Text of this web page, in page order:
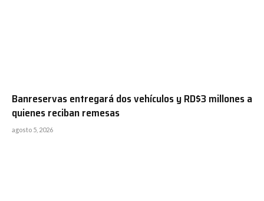
Banreservas entregará dos vehículos y RD$3 millones a
quienes reciban remesas
agosto 5, 2026